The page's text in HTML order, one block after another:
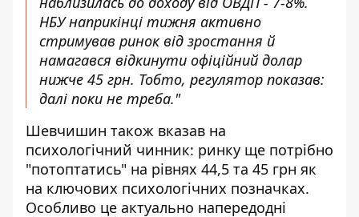
НБУ наприкінці тижня активно
стримував ринок від зростання й
намагався відкинути офіційний долар
нижче 45 грн. Тобто, регулятор показав:
далі поки не треба."
Шевчишин також вказав на
психологічний чинник: ринку ще потрібно
"потоптатись" на рівнях 44,5 та 45 грн як
на ключових психологічних позначках.
Особливо це актуально напередодні